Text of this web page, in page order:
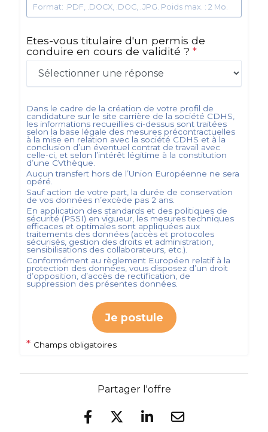
Format: .PDF, .DOCX, .DOC, .JPG. Poids max. : 2 Mo.
Etes-vous titulaire d'un permis de
conduire en cours de validité ? *
Dans le cadre de la création de votre profil de
candidature sur le site carrière de la société CDHS
les informations recueillies ci-dessus sont traitées
selon la base légale des mesures précontractuelles
à la mise en relation avec la société CDHS et à la
conclusion d’un éventuel contrat de travail avec
celle-ci, et selon l’intérêt légitime à la constitution
d’une CVthèque.
Aucun transfert hors de l’Union Européenne ne sera
opéré.
Sauf action de votre part, la durée de conservation
de vos données n’excède pas 2 ans.
En application des standards et des politiques de
sécurité (PSSI) en vigueur, les mesures techniques
efficaces et optimales sont appliquées aux
traitements des données (accès et protocoles
sécurisés, gestion des droits et administration,
sensibilisations des collaborateurs, etc.).
Conformément au règlement Européen relatif à la
protection des données, vous disposez d’un droit
d’opposition, d’accès de rectification, de
suppression des présentes données.
Je postule
* Champs obligatoires
Partager l'offre